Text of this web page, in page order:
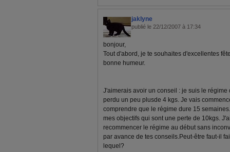
jaklyne
publié le 22/12/2007 à 17:34
bonjour,
Tout d'abord, je te souhaites d'excellentes
bonne humeur.
J'aimerais avoir un conseil : je suis le
perdu un peu plusde 4 kgs. Je vais
comprendre que le régime dure 15
mes objectifs qui sont une perte de 10kgs.
recommencer le régime au début sans
par avance de tes conseils.Peut-être faut-il
lequel?